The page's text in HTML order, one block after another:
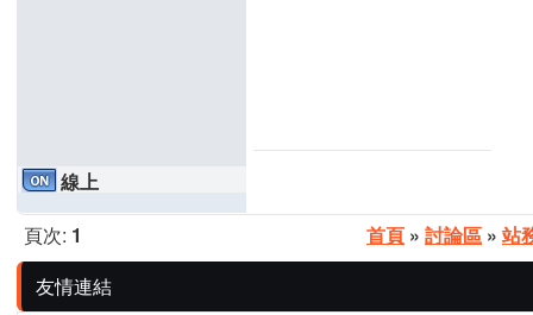
線上
頁次: 1 首頁 » 討論區 » 站
友情連結